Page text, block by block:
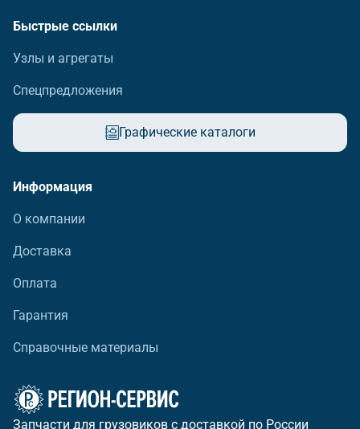
Быстрые ссылки
Узлы и агрегаты
Спецпредложения
Графические каталоги
Информация
О компании
Доставка
Оплата
Гарантия
Справочные материалы
Запчасти для грузовиков с доставкой по России